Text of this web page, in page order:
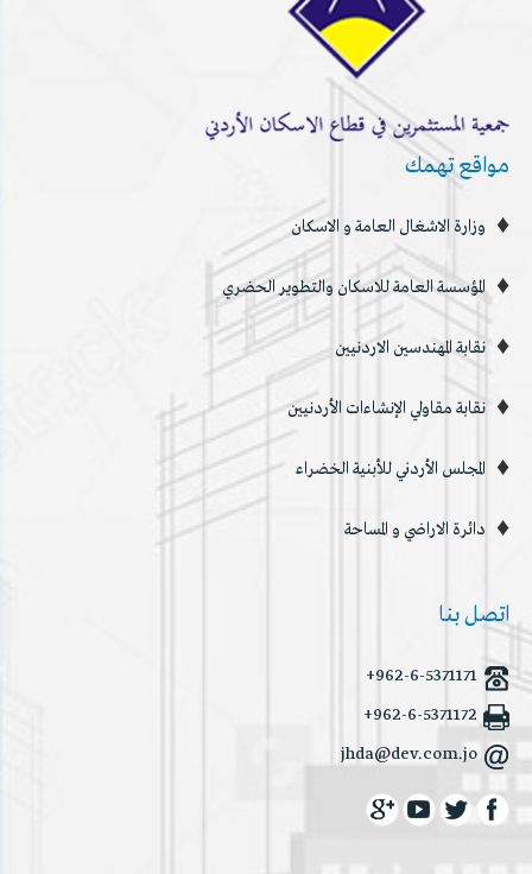
مواقع تهمك
وزارة الاشغال العامة و الاسكان
المؤسسة العامة للاسكان والتطوير الحضري
نقابة المهندسين الاردنيين
نقابة مقاولي الإنشاءات الأردنيين
المجلس الأردني للأبنية الخضراء
دائرة الاراضي و المساحة
اتصل بنا
+962-6-5371171
+962-6-5371172
jhda@dev.com.jo